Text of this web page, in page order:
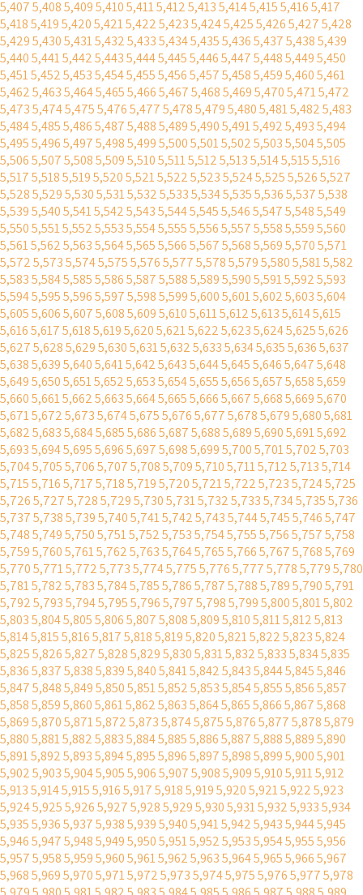
5,4075,4085,4095,4105,4115,4125,4135,4145,4155,4165,417
5,4185,4195,4205,4215,4225,4235,4245,4255,4265,4275,428
5,4295,4305,4315,4325,4335,4345,4355,4365,4375,4385,439
5,4405,4415,4425,4435,4445,4455,4465,4475,4485,4495,450
5,4515,4525,4535,4545,4555,4565,4575,4585,4595,4605,461
5,4625,4635,4645,4655,4665,4675,4685,4695,4705,4715,472
5,4735,4745,4755,4765,4775,4785,4795,4805,4815,4825,483
5,4845,4855,4865,4875,4885,4895,4905,4915,4925,4935,494
5,4955,4965,4975,4985,4995,5005,5015,5025,5035,5045,505
5,5065,5075,5085,5095,5105,5115,5125,5135,5145,5155,516
5,5175,5185,5195,5205,5215,5225,5235,5245,5255,5265,527
5,5285,5295,5305,5315,5325,5335,5345,5355,5365,5375,538
5,5395,5405,5415,5425,5435,5445,5455,5465,5475,5485,549
5,5505,5515,5525,5535,5545,5555,5565,5575,5585,5595,560
5,5615,5625,5635,5645,5655,5665,5675,5685,5695,5705,571
5,5725,5735,5745,5755,5765,5775,5785,5795,5805,5815,582
5,5835,5845,5855,5865,5875,5885,5895,5905,5915,5925,593
5,5945,5955,5965,5975,5985,5995,6005,6015,6025,6035,604
5,6055,6065,6075,6085,6095,6105,6115,6125,6135,6145,615
5,6165,6175,6185,6195,6205,6215,6225,6235,6245,6255,626
5,6275,6285,6295,6305,6315,6325,6335,6345,6355,6365,637
5,6385,6395,6405,6415,6425,6435,6445,6455,6465,6475,648
5,6495,6505,6515,6525,6535,6545,6555,6565,6575,6585,659
5,6605,6615,6625,6635,6645,6655,6665,6675,6685,6695,670
5,6715,6725,6735,6745,6755,6765,6775,6785,6795,6805,681
5,6825,6835,6845,6855,6865,6875,6885,6895,6905,6915,692
5,6935,6945,6955,6965,6975,6985,6995,7005,7015,7025,703
5,7045,7055,7065,7075,7085,7095,7105,7115,7125,7135,714
5,7155,7165,7175,7185,7195,7205,7215,7225,7235,7245,725
5,7265,7275,7285,7295,7305,7315,7325,7335,7345,7355,736
5,7375,7385,7395,7405,7415,7425,7435,7445,7455,7465,747
5,7485,7495,7505,7515,7525,7535,7545,7555,7565,7575,758
5,7595,7605,7615,7625,7635,7645,7655,7665,7675,7685,769
5,7705,7715,7725,7735,7745,7755,7765,7775,7785,7795,780
5,7815,7825,7835,7845,7855,7865,7875,7885,7895,7905,791
5,7925,7935,7945,7955,7965,7975,7985,7995,8005,8015,802
5,8035,8045,8055,8065,8075,8085,8095,8105,8115,8125,813
5,8145,8155,8165,8175,8185,8195,8205,8215,8225,8235,824
5,8255,8265,8275,8285,8295,8305,8315,8325,8335,8345,835
5,8365,8375,8385,8395,8405,8415,8425,8435,8445,8455,846
5,8475,8485,8495,8505,8515,8525,8535,8545,8555,8565,857
5,8585,8595,8605,8615,8625,8635,8645,8655,8665,8675,868
5,8695,8705,8715,8725,8735,8745,8755,8765,8775,8785,879
5,8805,8815,8825,8835,8845,8855,8865,8875,8885,8895,890
5,8915,8925,8935,8945,8955,8965,8975,8985,8995,9005,901
5,9025,9035,9045,9055,9065,9075,9085,9095,9105,9115,912
5,9135,9145,9155,9165,9175,9185,9195,9205,9215,9225,923
5,9245,9255,9265,9275,9285,9295,9305,9315,9325,9335,934
5,9355,9365,9375,9385,9395,9405,9415,9425,9435,9445,945
5,9465,9475,9485,9495,9505,9515,9525,9535,9545,9555,956
5,9575,9585,9595,9605,9615,9625,9635,9645,9655,9665,967
5,9685,9695,9705,9715,9725,9735,9745,9755,9765,9775,978